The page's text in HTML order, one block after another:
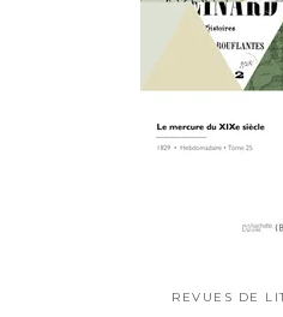
REVUES DE